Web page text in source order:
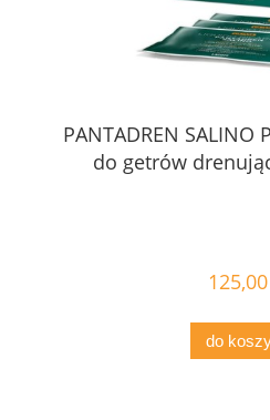
PANTADREN SALINO
do getrów
125,00
do